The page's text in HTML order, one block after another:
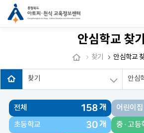
안심학교 찾기
찾기 안심학교
찾기 안심
전체 158개 어린이집
초등학교 30개 중 · 고등